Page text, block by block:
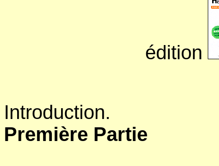
édition
Introduction.
Première Partie